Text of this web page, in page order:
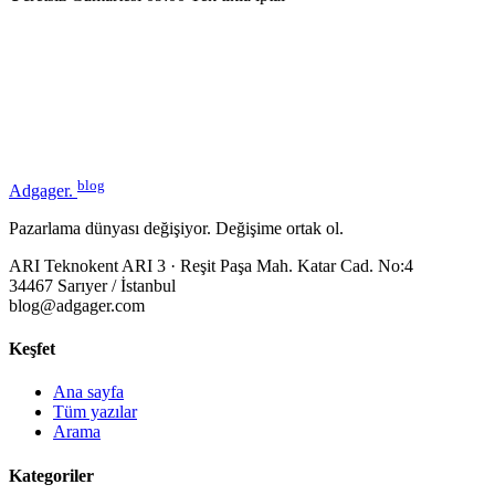
Adgager. blog
Pazarlama dünyası değişiyor. Değişime ortak ol.
ARI Teknokent ARI 3 · Reşit Paşa Mah. Katar Cad. No:4
34467 Sarıyer / İstanbul
blog@adgager.com
Keşfet
Ana sayfa
Tüm yazılar
Arama
Kategoriler